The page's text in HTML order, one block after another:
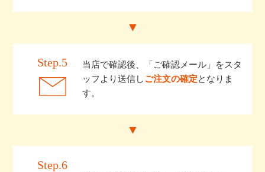
Step.5
当店で確認後、「ご確認メール」をスタ
ッフより送信しご注文の確定となりま
す。
Step.6